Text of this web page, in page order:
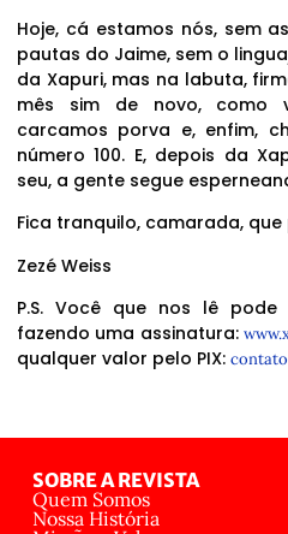
Hoje, cá estamos nós, sem
pautas do Jaime, sem o
da Xapuri, mas na labuta,
mês sim de novo, como
carcamos porva e, enfim,
número 100. E, depois da
seu, a gente segue
Fica tranquilo, camarada,
Zezé Weiss
P.S. Você que nos lê pode
fazendo uma assinatura:
qualquer valor pelo PIX:
SOBRE A REVISTA
Quem Somos
Nossa História